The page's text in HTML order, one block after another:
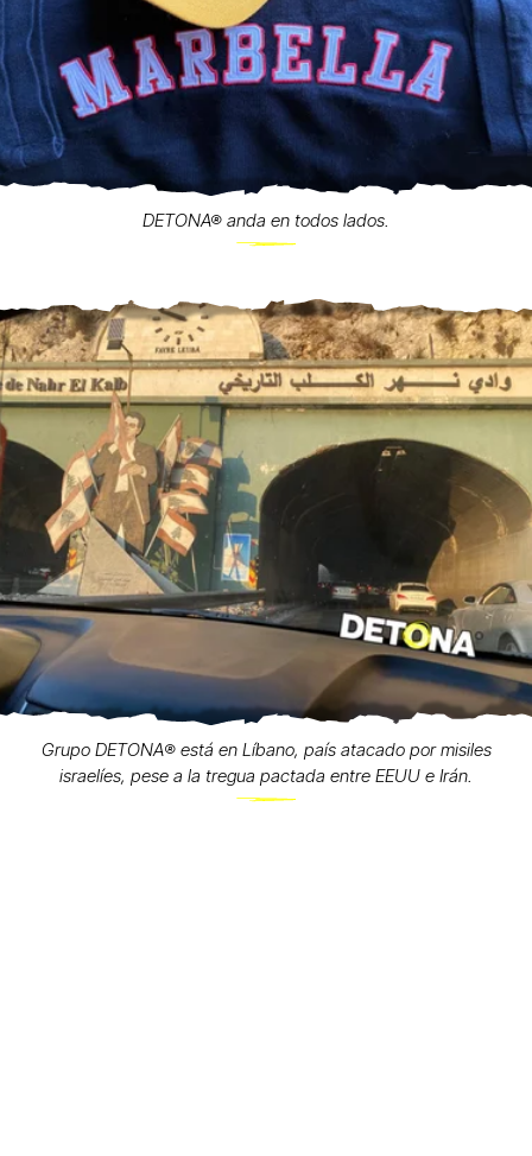
DETONA® anda en todos lados.
Grupo DETONA®️ está en Líbano, país atacado por misiles
israelíes, pese a la tregua pactada entre EEUU e Irán.